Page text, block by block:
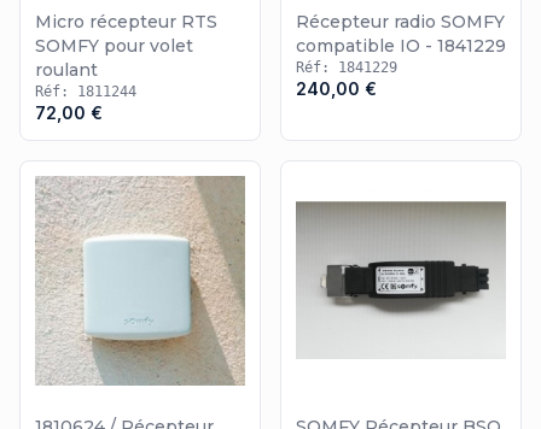
Micro récepteur RTS
SOMFY pour volet
roulant
Réf: 1811244
72,00 €
Récepteur radio SOMFY
compatible IO - 1841229
Réf: 1841229
240,00 €